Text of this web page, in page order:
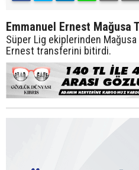
Emmanuel Ernest Mağusa
Süper Lig ekiplerinden Mağusa
Ernest transferini bitirdi.